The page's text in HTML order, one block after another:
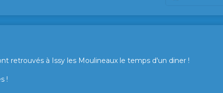
retrouvés à Issy les Moulineaux le temps d'un diner !
!